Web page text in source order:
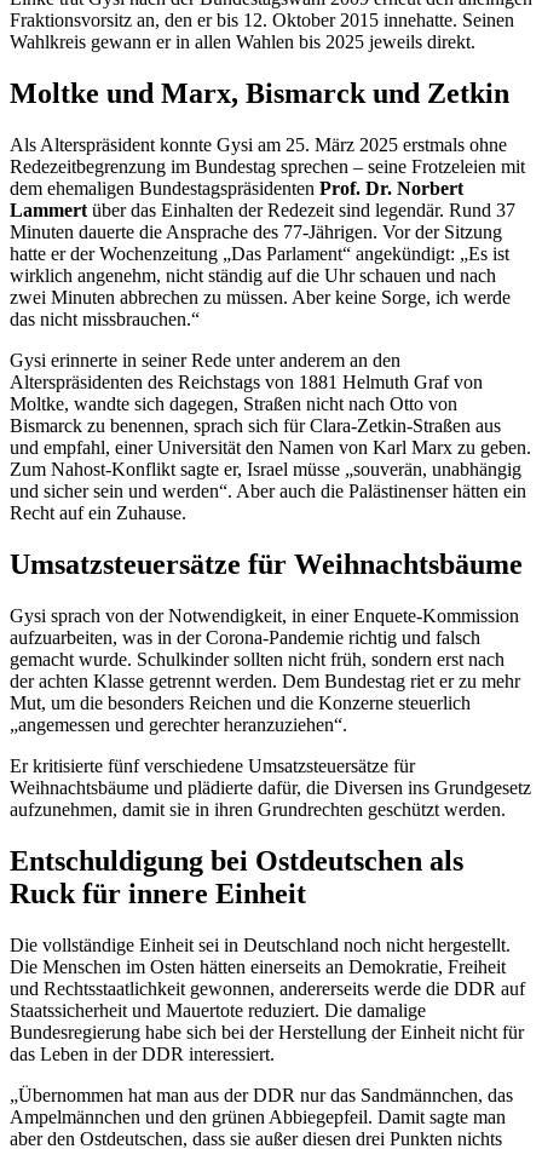
Fraktionsvorsitz an, den er bis 12. Oktober 2015 innehatte. Seinen
Wahlkreis gewann er in allen Wahlen bis 2025 jeweils direkt.
Moltke und Marx, Bismarck und Zetkin
Als Alterspräsident konnte Gysi am 25. März 2025 erstmals ohne
Redezeitbegrenzung im Bundestag sprechen – seine Frotzeleien mit
dem ehemaligen Bundestagspräsidenten Prof. Dr. Norbert
Lammert über das Einhalten der Redezeit sind legendär. Rund 37
Minuten dauerte die Ansprache des 77-Jährigen. Vor der Sitzung
hatte er der Wochenzeitung „Das Parlament“ angekündigt: „Es ist
wirklich angenehm, nicht ständig auf die Uhr schauen und nach
zwei Minuten abbrechen zu müssen. Aber keine Sorge, ich werde
das nicht missbrauchen.“
Gysi erinnerte in seiner Rede unter anderem an den
Alterspräsidenten des Reichstags von 1881 Helmuth Graf von
Moltke, wandte sich dagegen, Straßen nicht nach Otto von
Bismarck zu benennen, sprach sich für Clara-Zetkin-Straßen aus
und empfahl, einer Universität den Namen von Karl Marx zu geben.
Zum Nahost-Konflikt sagte er, Israel müsse „souverän, unabhängig
und sicher sein und werden“. Aber auch die Palästinenser hätten ein
Recht auf ein Zuhause.
Umsatzsteuersätze für Weihnachtsbäume
Gysi sprach von der Notwendigkeit, in einerEnquete-Kommission
aufzuarbeiten, was in der Corona-Pandemie richtig und falsch
gemacht wurde. Schulkinder sollten nicht früh, sondern erst nach
der achten Klasse getrennt werden. Dem Bundestag riet er zu mehr
Mut, um die besonders Reichen und die Konzerne steuerlich
„angemessen und gerechter heranzuziehen“.
Er kritisierte fünf verschiedene Umsatzsteuersätze für
Weihnachtsbäume und plädierte dafür, die Diversen ins Grundgesetz
aufzunehmen, damit sie in ihren Grundrechten geschützt werden.
Entschuldigung bei Ostdeutschen als
Ruck für innere Einheit
Die vollständige Einheit sei in Deutschland noch nicht hergestellt.
Die Menschen im Osten hätten einerseits an Demokratie, Freiheit
und Rechtsstaatlichkeit gewonnen, andererseits werde die DDR auf
Staatssicherheit und Mauertote reduziert. Die damalige
Bundesregierung habe sich bei der Herstellung der Einheit nicht für
das Leben in der DDR interessiert.
„Übernommen hat man aus der DDR nur das Sandmännchen, das
Ampelmännchen und den grünen Abbiegepfeil. Damit sagte man
aber den Ostdeutschen, dass sie außer diesen drei Punkten nichts